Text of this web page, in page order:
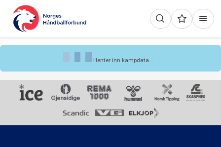
Henter inn kampdata...